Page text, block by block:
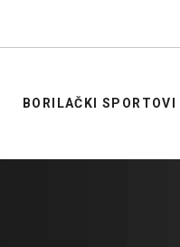
BORILAČKI SPORTOVI